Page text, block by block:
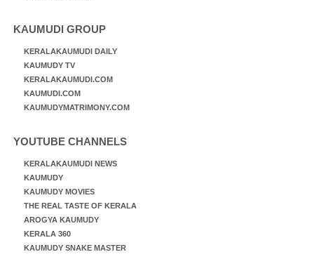
KAUMUDI GROUP
KERALAKAUMUDI DAILY
KAUMUDY TV
KERALAKAUMUDI.COM
KAUMUDI.COM
KAUMUDYMATRIMONY.COM
YOUTUBE CHANNELS
KERALAKAUMUDI NEWS
KAUMUDY
KAUMUDY MOVIES
THE REAL TASTE OF KERALA
AROGYA KAUMUDY
KERALA 360
KAUMUDY SNAKE MASTER